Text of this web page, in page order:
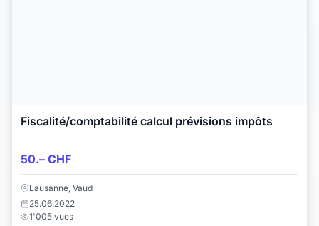
Fiscalité/comptabilité calcul prévisions impôts
50.– CHF
Lausanne, Vaud
25.06.2022
1'005 vues